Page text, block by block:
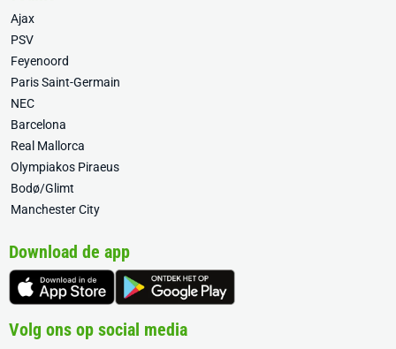
Ajax
PSV
Feyenoord
Paris Saint-Germain
NEC
Barcelona
Real Mallorca
Olympiakos Piraeus
Bodø/Glimt
Manchester City
Download de app
Volg ons op social media